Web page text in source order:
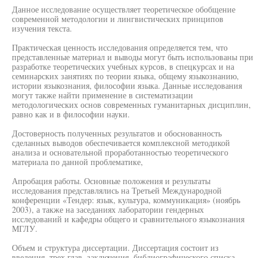
Данное исследование осуществляет теоретическое обобщение
современной методологии и лингвистических принципов
изучения текста.
Практическая ценность исследования определяется тем, что
представленные материал и выводы могут быть использованы при
разработке теоретических учебных курсов, в спецкурсах и на
семинарских занятиях по теории языка, общему языкознанию,
истории языкознания, философии языка. Данные исследования
могут также найти применение в систематизации
методологических основ современных гуманитарных дисциплин,
равно как и в философии науки.
Достоверность полученных результатов и обоснованность
сделанных выводов обеспечивается комплексной методикой
анализа и основательной проработанностью теоретического
материала по данной проблематике,
Апробация работы. Основные положения и результаты
исследования представлялись на Третьей Международной
конференции «Тендер: язык, культура, коммуникация» (ноябрь
2003), а также на заседаниях лаборатории гендерных
исследований и кафедры общего и сравнительного языкознания
МГЛУ.
Объем и структура диссертации. Диссертация состоит из